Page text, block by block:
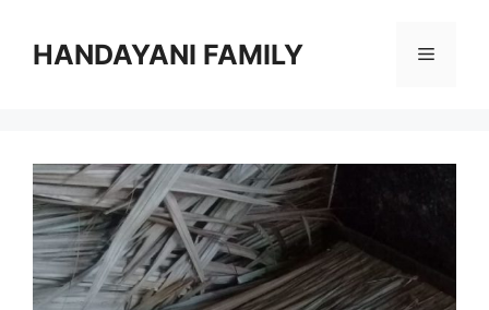
HANDAYANI FAMILY Menu